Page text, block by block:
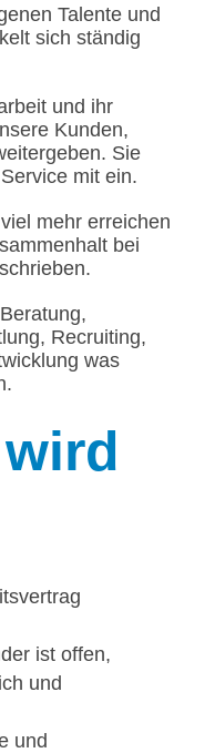
Talente und
sich ständig
und ihr
Kunden,
Sie
mit ein.
mehr erreichen
bei
Recruiting,
was
wird
ist offen,
und
und